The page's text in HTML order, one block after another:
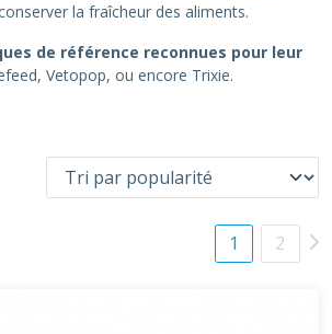
la fraîcheur des aliments.
de référence reconnues pour leur
Vetopop, ou encore Trixie.
1 2